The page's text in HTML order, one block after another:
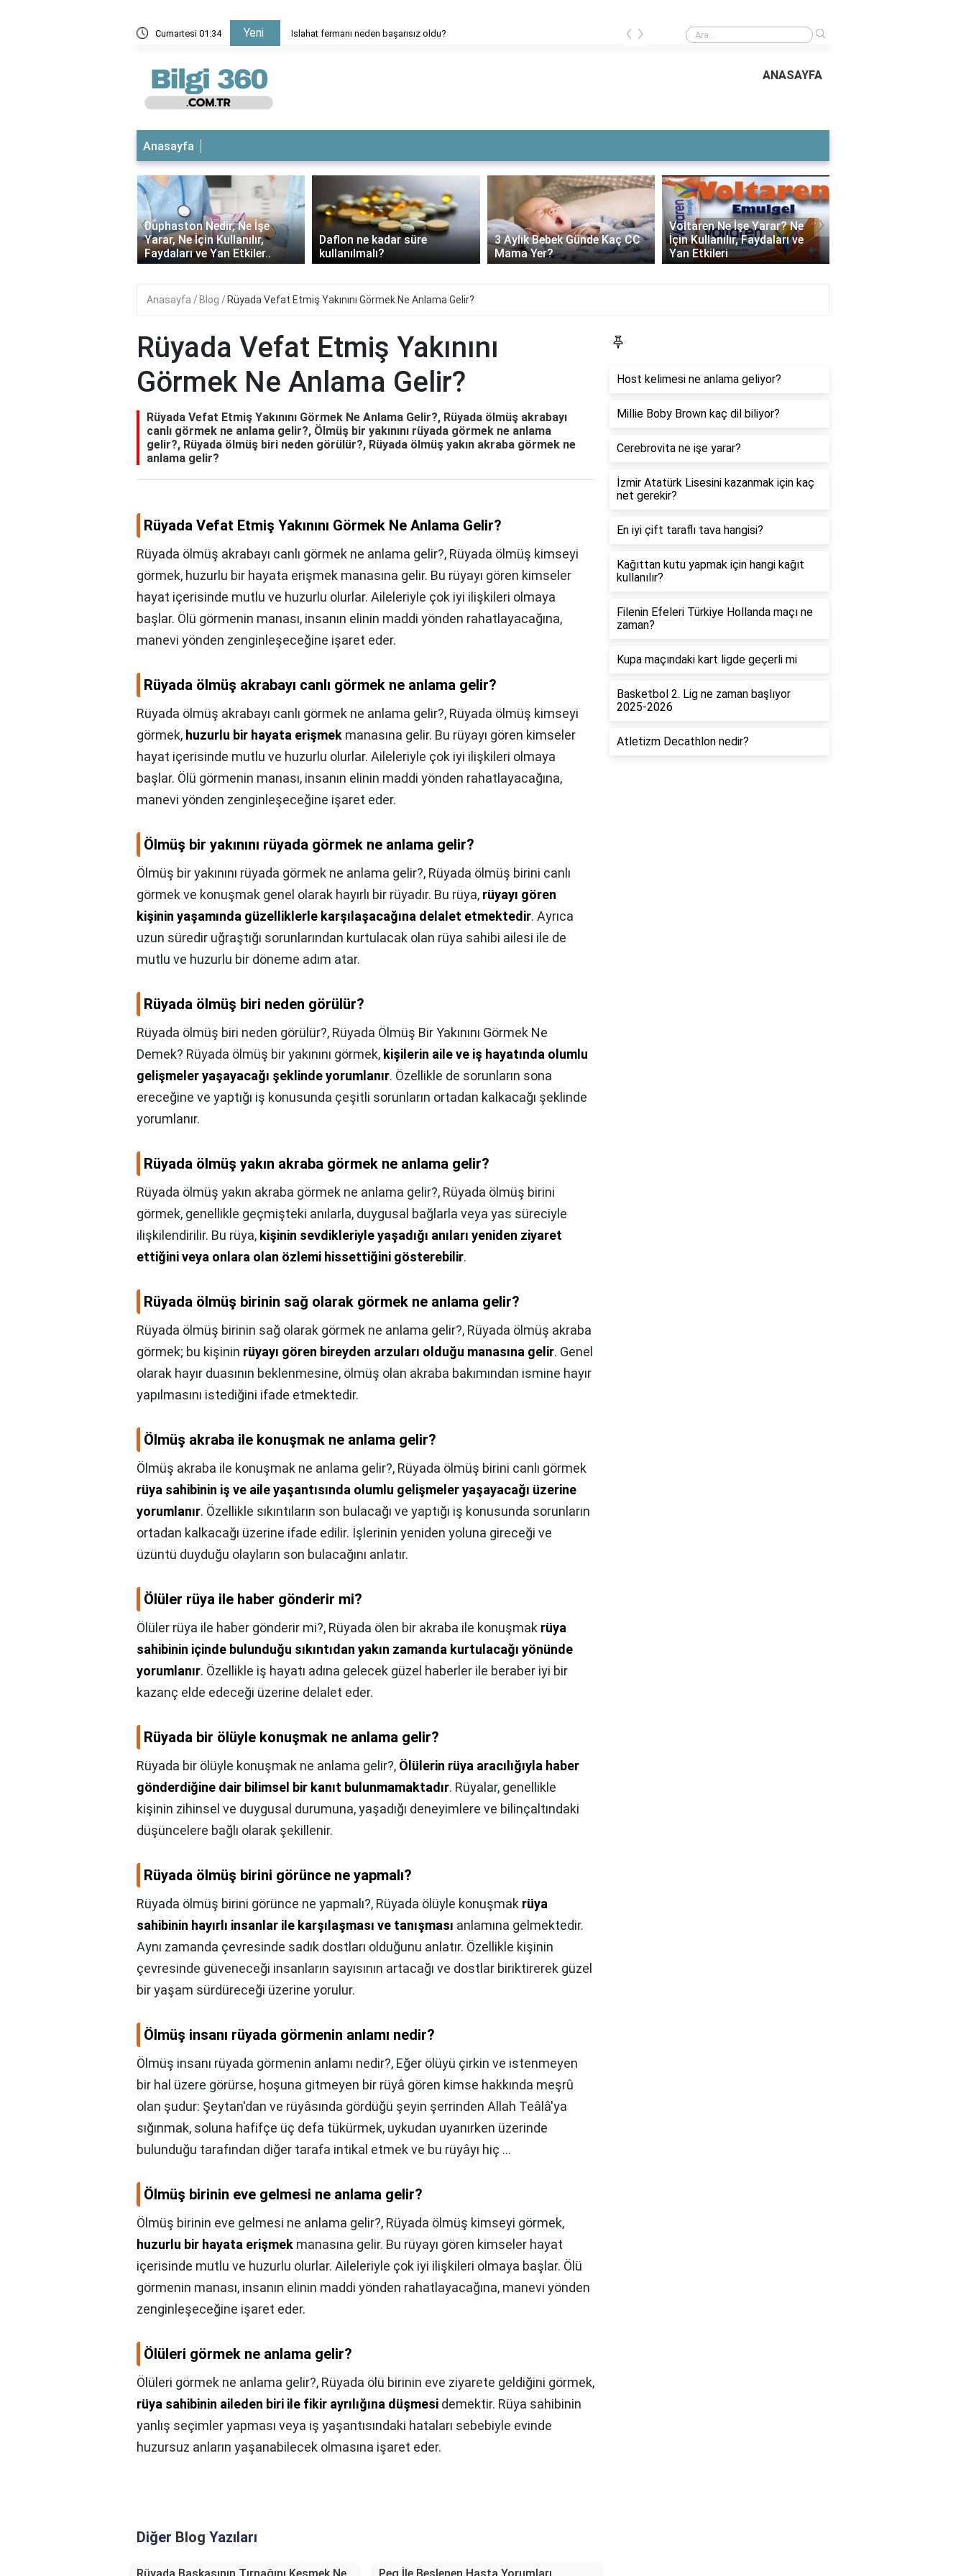
Cumartesi 01:34 Yeni
Islahat fermanı neden başarısız oldu? Islahat fermanı neden başarısız oldu?
‹ ›
ANASAYFA
Anasayfa
Duphaston Nedir, Ne İşe
Yarar, Ne İçin Kullanılır,
Faydaları ve Yan Etkiler..
Daflon ne kadar süre
kullanılmalı?
3 Aylık Bebek Günde Kaç CC
Mama Yer?
Voltaren Ne İşe Yarar? Ne
İçin Kullanılır, Faydaları ve
Yan Etkileri
‹ ›
Anasayfa Blog Rüyada Vefat Etmiş Yakınını Görmek Ne Anlama Gelir?
Rüyada Vefat Etmiş Yakınını
Görmek Ne Anlama Gelir?
Rüyada Vefat Etmiş Yakınını Görmek Ne Anlama Gelir?, Rüyada ölmüş akrabayı
canlı görmek ne anlama gelir?, Ölmüş bir yakınını rüyada görmek ne anlama
gelir?, Rüyada ölmüş biri neden görülür?, Rüyada ölmüş yakın akraba görmek ne
anlama gelir?
Rüyada Vefat Etmiş Yakınını Görmek Ne Anlama Gelir?
Rüyada ölmüş akrabayı canlı görmek ne anlama gelir?, Rüyada ölmüş kimseyi
görmek, huzurlu bir hayata erişmek manasına gelir. Bu rüyayı gören kimseler
hayat içerisinde mutlu ve huzurlu olurlar. Aileleriyle çok iyi ilişkileri olmaya
başlar. Ölü görmenin manası, insanın elinin maddi yönden rahatlayacağına,
manevi yönden zenginleşeceğine işaret eder.
Rüyada ölmüş akrabayı canlı görmek ne anlama gelir?
Rüyada ölmüş akrabayı canlı görmek ne anlama gelir?, Rüyada ölmüş kimseyi
görmek, huzurlu bir hayata erişmek manasına gelir. Bu rüyayı gören kimseler
hayat içerisinde mutlu ve huzurlu olurlar. Aileleriyle çok iyi ilişkileri olmaya
başlar. Ölü görmenin manası, insanın elinin maddi yönden rahatlayacağına,
manevi yönden zenginleşeceğine işaret eder.
Ölmüş bir yakınını rüyada görmek ne anlama gelir?
Ölmüş bir yakınını rüyada görmek ne anlama gelir?, Rüyada ölmüş birini canlı
görmek ve konuşmak genel olarak hayırlı bir rüyadır. Bu rüya, rüyayı gören
kişinin yaşamında güzelliklerle karşılaşacağına delalet etmektedir. Ayrıca
uzun süredir uğraştığı sorunlarından kurtulacak olan rüya sahibi ailesi ile de
mutlu ve huzurlu bir döneme adım atar.
Rüyada ölmüş biri neden görülür?
Rüyada ölmüş biri neden görülür?, Rüyada Ölmüş Bir Yakınını Görmek Ne
Demek? Rüyada ölmüş bir yakınını görmek, kişilerin aile ve iş hayatında olumlu
gelişmeler yaşayacağı şeklinde yorumlanır. Özellikle de sorunların sona
ereceğine ve yaptığı iş konusunda çeşitli sorunların ortadan kalkacağı şeklinde
yorumlanır.
Rüyada ölmüş yakın akraba görmek ne anlama gelir?
Rüyada ölmüş yakın akraba görmek ne anlama gelir?, Rüyada ölmüş birini
görmek, genellikle geçmişteki anılarla, duygusal bağlarla veya yas süreciyle
ilişkilendirilir. Bu rüya, kişinin sevdikleriyle yaşadığı anıları yeniden ziyaret
ettiğini veya onlara olan özlemi hissettiğini gösterebilir.
Rüyada ölmüş birinin sağ olarak görmek ne anlama gelir?
Rüyada ölmüş birinin sağ olarak görmek ne anlama gelir?, Rüyada ölmüş akraba
görmek; bu kişinin rüyayı gören bireyden arzuları olduğu manasına gelir. Genel
olarak hayır duasının beklenmesine, ölmüş olan akraba bakımından ismine hayır
yapılmasını istediğini ifade etmektedir.
Ölmüş akraba ile konuşmak ne anlama gelir?
Ölmüş akraba ile konuşmak ne anlama gelir?, Rüyada ölmüş birini canlı görmek
rüya sahibinin iş ve aile yaşantısında olumlu gelişmeler yaşayacağı üzerine
yorumlanır. Özellikle sıkıntıların son bulacağı ve yaptığı iş konusunda sorunların
ortadan kalkacağı üzerine ifade edilir. İşlerinin yeniden yoluna gireceği ve
üzüntü duyduğu olayların son bulacağını anlatır.
Ölüler rüya ile haber gönderir mi?
Ölüler rüya ile haber gönderir mi?, Rüyada ölen bir akraba ile konuşmak rüya
sahibinin içinde bulunduğu sıkıntıdan yakın zamanda kurtulacağı yönünde
yorumlanır. Özellikle iş hayatı adına gelecek güzel haberler ile beraber iyi bir
kazanç elde edeceği üzerine delalet eder.
Rüyada bir ölüyle konuşmak ne anlama gelir?
Rüyada bir ölüyle konuşmak ne anlama gelir?, Ölülerin rüya aracılığıyla haber
gönderdiğine dair bilimsel bir kanıt bulunmamaktadır. Rüyalar, genellikle
kişinin zihinsel ve duygusal durumuna, yaşadığı deneyimlere ve bilinçaltındaki
düşüncelere bağlı olarak şekillenir.
Rüyada ölmüş birini görünce ne yapmalı?
Rüyada ölmüş birini görünce ne yapmalı?, Rüyada ölüyle konuşmak rüya
sahibinin hayırlı insanlar ile karşılaşması ve tanışması anlamına gelmektedir.
Aynı zamanda çevresinde sadık dostları olduğunu anlatır. Özellikle kişinin
çevresinde güveneceği insanların sayısının artacağı ve dostlar biriktirerek güzel
bir yaşam sürdüreceği üzerine yorulur.
Ölmüş insanı rüyada görmenin anlamı nedir?
Ölmüş insanı rüyada görmenin anlamı nedir?, Eğer ölüyü çirkin ve istenmeyen
bir hal üzere görürse, hoşuna gitmeyen bir rüyâ gören kimse hakkında meşrû
olan şudur: Şeytan'dan ve rüyâsında gördüğü şeyin şerrinden Allah Teâlâ'ya
sığınmak, soluna hafifçe üç defa tükürmek, uykudan uyanırken üzerinde
bulunduğu tarafından diğer tarafa intikal etmek ve bu rüyâyı hiç ...
Ölmüş birinin eve gelmesi ne anlama gelir?
Ölmüş birinin eve gelmesi ne anlama gelir?, Rüyada ölmüş kimseyi görmek,
huzurlu bir hayata erişmek manasına gelir. Bu rüyayı gören kimseler hayat
içerisinde mutlu ve huzurlu olurlar. Aileleriyle çok iyi ilişkileri olmaya başlar. Ölü
görmenin manası, insanın elinin maddi yönden rahatlayacağına, manevi yönden
zenginleşeceğine işaret eder.
Ölüleri görmek ne anlama gelir?
Ölüleri görmek ne anlama gelir?, Rüyada ölü birinin eve ziyarete geldiğini görmek,
rüya sahibinin aileden biri ile fikir ayrılığına düşmesi demektir. Rüya sahibinin
yanlış seçimler yapması veya iş yaşantısındaki hataları sebebiyle evinde
huzursuz anların yaşanabilecek olmasına işaret eder.
Diğer Blog Yazıları
Host kelimesi ne anlama geliyor?
Millie Boby Brown kaç dil biliyor?
Cerebrovita ne işe yarar?
İzmir Atatürk Lisesini kazanmak için kaç
net gerekir?
En iyi çift taraflı tava hangisi?
Kağıttan kutu yapmak için hangi kağıt
kullanılır?
Filenin Efeleri Türkiye Hollanda maçı ne
zaman?
Kupa maçındaki kart ligde geçerli mi
Basketbol 2. Lig ne zaman başlıyor
2025-2026
Atletizm Decathlon nedir?